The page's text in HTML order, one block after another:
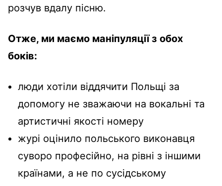
розчув вдалу пісню.
Отже, ми маємо маніпуляції з обох
боків:
люди хотіли віддячити Польщі за
допомогу не зважаючи на вокальні та
артистичні якості номеру
журі оцінило польського виконавця
суворо професійно, на рівні з іншими
країнами, а не по сусідському